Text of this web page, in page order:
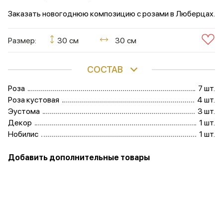
Заказать новогоднюю композицию с розами в Люберцах.
Размер: 30 см 30 см
СОСТАВ
Роза
7 шт.
Роза кустовая
4 шт.
Эустома
3 шт.
Декор
1 шт.
Нобилис
1 шт.
Добавить дополнительные товары